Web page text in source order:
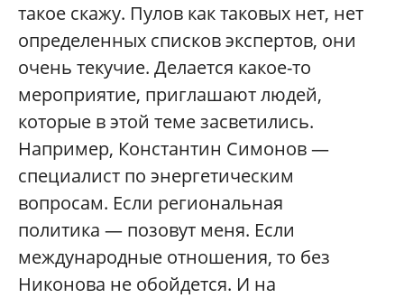
такое скажу. Пулов как таковых нет, нет
определенных списков экспертов, они
очень текучие. Делается какое-то
мероприятие, приглашают людей,
которые в этой теме засветились.
Например, Константин Симонов —
специалист по энергетическим
вопросам. Если региональная
политика — позовут меня. Если
международные отношения, то без
Никонова не обойдется. И на